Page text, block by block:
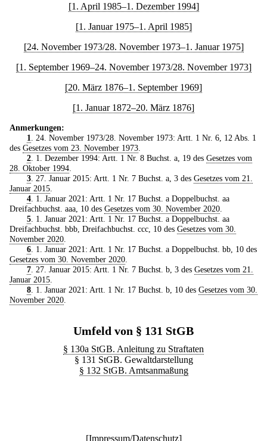
[1. April 1985–1. Dezember 1994]
[1. Januar 1975–1. April 1985]
[24. November 1973/28. November 1973–1. Januar 1975]
[1. September 1969–24. November 1973/28. November 1973]
[20. März 1876–1. September 1969]
[1. Januar 1872–20. März 1876]
Anmerkungen:
1
. 24. November 1973/28. November 1973: Artt. 1 Nr. 6, 12 Abs. 1
des Gesetzes vom 23. November 1973
2. 1. Dezember 1994: Artt. 1 Nr. 8 Buchst. a, 19 des Gesetzes vom
28. Oktober 1994
3. 27. Januar 2015: Artt. 1 Nr. 7 Buchst. a, 3 des Gesetzes vom 21.
Januar 2015
4. 1. Januar 2021: Artt. 1 Nr. 17 Buchst. a Doppelbuchst. aa
Dreifachbuchst. aaa, 10 des Gesetzes vom 30. November 2020
5. 1. Januar 2021: Artt. 1 Nr. 17 Buchst. a Doppelbuchst. aa
Dreifachbuchst. bbb, Dreifachbuchst. ccc, 10 des Gesetzes vom 30.
November 2020
6. 1. Januar 2021: Artt. 1 Nr. 17 Buchst. a Doppelbuchst. bb, 10 des
Gesetzes vom 30. November 2020
7. 27. Januar 2015: Artt. 1 Nr. 7 Buchst. b, 3 des Gesetzes vom 21.
Januar 2015
8. 1. Januar 2021: Artt. 1 Nr. 17 Buchst. b, 10 des Gesetzes vom 30.
November 2020
Umfeld von § 131 StGB
§ 130a StGB. Anleitung zu Straftaten
§ 131 StGB. Gewaltdarstellung
§ 132 StGB. Amtsanmaßung
[Impressum/Datenschutz]